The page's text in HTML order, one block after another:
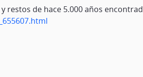
de hace 5.000 años